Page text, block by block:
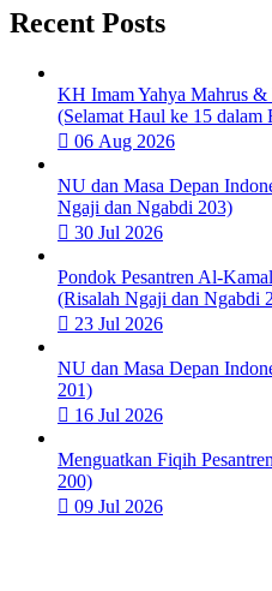
Recent Posts
KH Imam Yahya Mahrus
(Selamat Haul ke 15
06 Aug 2026
NU dan Masa Depan
Ngaji dan Ngabdi 203)
30 Jul 2026
Pondok Pesantren Al-
(Risalah Ngaji dan Ngabdi
23 Jul 2026
NU dan Masa Depan
201)
16 Jul 2026
Menguatkan Fiqih
200)
09 Jul 2026